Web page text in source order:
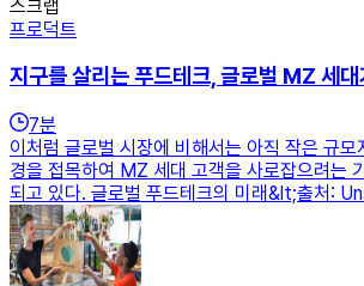
스크랩
프로덕트
지구를 살리는 푸드테크, 글로벌 MZ 세
7분
이처럼 글로벌 시장에 비해서는 아직 작은 규
경을 접목하여 MZ 세대 고객을 사로잡으려는
되고 있다. 글로벌 푸드테크의 미래&lt;출처: